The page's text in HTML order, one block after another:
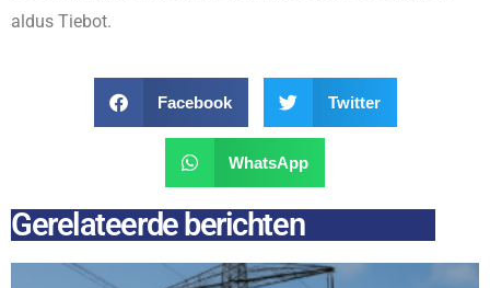
aldus Tiebot.
Facebook Twitter
WhatsApp
Gerelateerde berichten